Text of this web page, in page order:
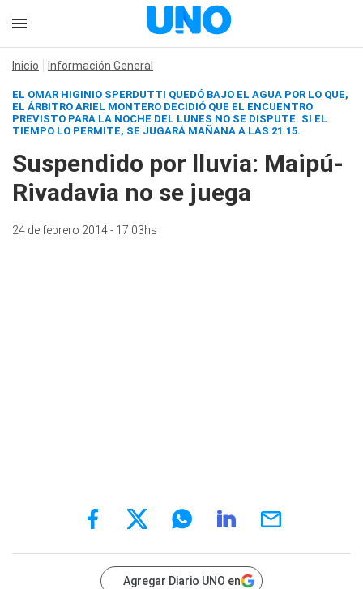
Inicio Información General
EL OMAR HIGINIO SPERDUTTI QUEDÓ BAJO EL AGUA POR LO QUE,
EL ÁRBITRO ARIEL MONTERO DECIDIÓ QUE EL ENCUENTRO
PREVISTO PARA LA NOCHE DEL LUNES NO SE DISPUTE. SI EL
TIEMPO LO PERMITE, SE JUGARÁ MAÑANA A LAS 21.15.
Suspendido por lluvia: Maipú-
Rivadavia no se juega
24 de febrero 2014 - 17:03hs
Agregar Diario UNO en